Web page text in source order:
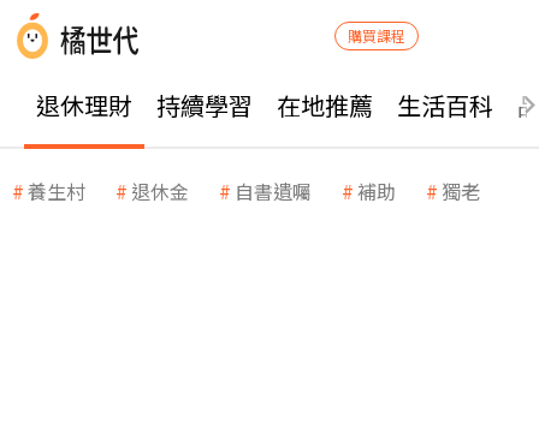
購買課程
退休理財 持續學習 在地推薦 生活百科
養生村 退休金 自書遺囑 補助 獨老